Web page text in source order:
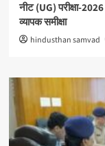
नीट (UG) परीक्षा-
व्यापक समीक्षा
hindusthan samvad